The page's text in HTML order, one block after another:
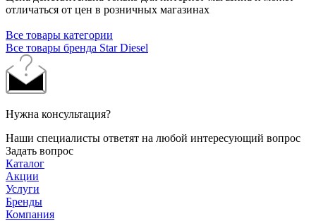
отличаться от цен в розничных магазинах
Все товары категории
Все товары бренда Star Diesel
Нужна консультация?
Наши специалисты ответят на любой интересующий вопрос
Задать вопрос
Каталог
Акции
Услуги
Бренды
Компания